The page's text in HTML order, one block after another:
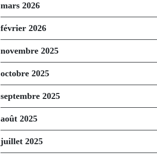
mars 2026
février 2026
novembre 2025
octobre 2025
septembre 2025
août 2025
juillet 2025